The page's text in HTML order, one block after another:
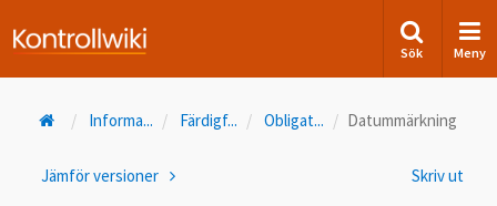
Sök Meny
Informa... Färdigf... Obligat... Datummärkning
Skriv ut
Jämför versioner